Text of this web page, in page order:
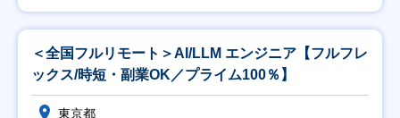
＜全国フルリモート＞AI/LLM エンジニア【フルフレ
ックス/時短・副業OK／プライム100％】
東京都